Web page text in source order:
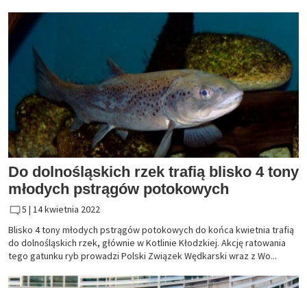
Do dolnośląskich rzek trafią blisko 4 tony
młodych pstrągów potokowych
5 | 14 kwietnia 2022
Blisko 4 tony młodych pstrągów potokowych do końca kwietnia trafią
do dolnośląskich rzek, głównie w Kotlinie Kłodzkiej. Akcję ratowania
tego gatunku ryb prowadzi Polski Związek Wędkarski wraz z Wo...